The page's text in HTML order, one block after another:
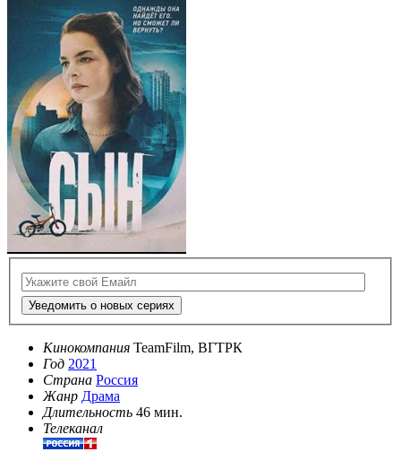
Уведомить о новых сериях
Кинокомпания TeamFilm, ВГТРК
Год 2021
Страна Россия
Жанр Драма
Длительность 46 мин.
Телеканал